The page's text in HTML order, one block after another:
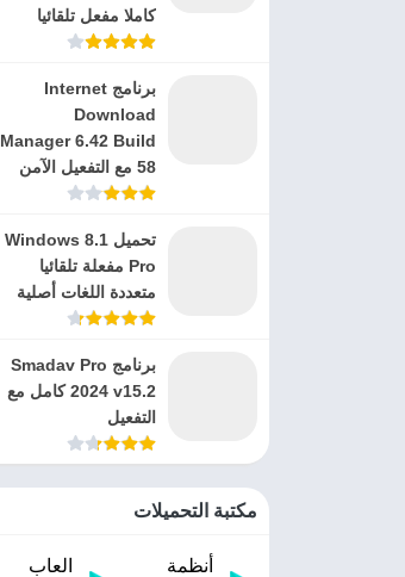
كاملا مفعل تلقائيا
برنامج Internet
Download
Manager 6.42 Build
58 مع التفعيل الآمن
تحميل Windows 8.1
Pro مفعلة تلقائيا
متعددة اللغات أصلية
برنامج Smadav Pro
2024 v15.2 كامل مع
التفعيل
مكتبة التحميلات
أنظمة
العاب